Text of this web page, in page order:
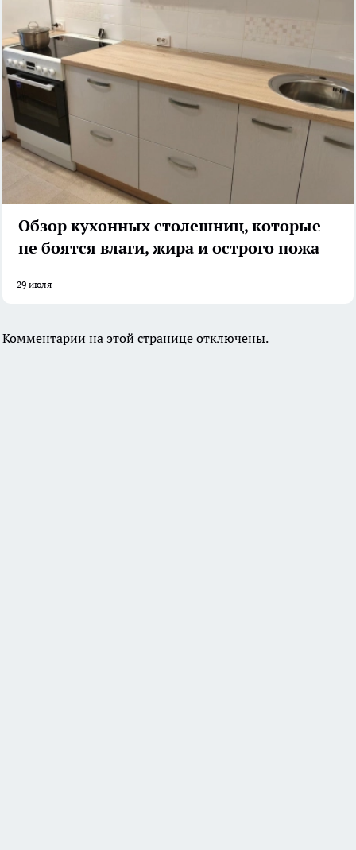
Обзор кухонных столешниц, которые
не боятся влаги, жира и острого ножа
29 июля
Комментарии на этой странице отключены.